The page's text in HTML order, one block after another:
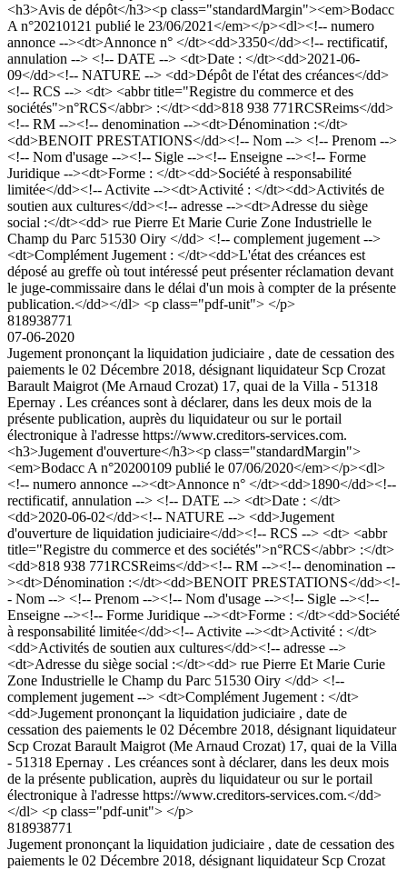
<h3>Avis de dépôt</h3><p class="standardMargin"><em>Bodacc
A n°20210121 publié le 23/06/2021</em></p><dl><!-- numero
annonce --><dt>Annonce n° </dt><dd>3350</dd><!-- rectificatif,
annulation --> <!-- DATE --> <dt>Date : </dt><dd>2021-06-
09</dd><!-- NATURE --> <dd>Dépôt de l'état des créances</dd>
<!-- RCS --> <dt> <abbr title="Registre du commerce et des
sociétés">n°RCS</abbr> :</dt><dd>818 938 771RCSReims</dd>
<!-- RM --><!-- denomination --><dt>Dénomination :</dt>
<dd>BENOIT PRESTATIONS</dd><!-- Nom --> <!-- Prenom -->
<!-- Nom d'usage --><!-- Sigle --><!-- Enseigne --><!-- Forme
Juridique --><dt>Forme : </dt><dd>Société à responsabilité
limitée</dd><!-- Activite --><dt>Activité : </dt><dd>Activités de
soutien aux cultures</dd><!-- adresse --><dt>Adresse du siège
social :</dt><dd> rue Pierre Et Marie Curie Zone Industrielle le
Champ du Parc 51530 Oiry </dd> <!-- complement jugement -->
<dt>Complément Jugement : </dt><dd>L'état des créances est
déposé au greffe où tout intéressé peut présenter réclamation devant
le juge-commissaire dans le délai d'un mois à compter de la présente
publication.</dd></dl> <p class="pdf-unit"> </p>
818938771
07-06-2020
Jugement prononçant la liquidation judiciaire , date de cessation des
paiements le 02 Décembre 2018, désignant liquidateur Scp Crozat
Barault Maigrot (Me Arnaud Crozat) 17, quai de la Villa - 51318
Epernay . Les créances sont à déclarer, dans les deux mois de la
présente publication, auprès du liquidateur ou sur le portail
électronique à l'adresse https://www.creditors-services.com.
<h3>Jugement d'ouverture</h3><p class="standardMargin">
<em>Bodacc A n°20200109 publié le 07/06/2020</em></p><dl>
<!-- numero annonce --><dt>Annonce n° </dt><dd>1890</dd><!--
rectificatif, annulation --> <!-- DATE --> <dt>Date : </dt>
<dd>2020-06-02</dd><!-- NATURE --> <dd>Jugement
d'ouverture de liquidation judiciaire</dd><!-- RCS --> <dt> <abbr
title="Registre du commerce et des sociétés">n°RCS</abbr> :</dt>
<dd>818 938 771RCSReims</dd><!-- RM --><!-- denomination --
><dt>Dénomination :</dt><dd>BENOIT PRESTATIONS</dd><!-
- Nom --> <!-- Prenom --><!-- Nom d'usage --><!-- Sigle --><!--
Enseigne --><!-- Forme Juridique --><dt>Forme : </dt><dd>Société
à responsabilité limitée</dd><!-- Activite --><dt>Activité : </dt>
<dd>Activités de soutien aux cultures</dd><!-- adresse -->
<dt>Adresse du siège social :</dt><dd> rue Pierre Et Marie Curie
Zone Industrielle le Champ du Parc 51530 Oiry </dd> <!--
complement jugement --> <dt>Complément Jugement : </dt>
<dd>Jugement prononçant la liquidation judiciaire , date de
cessation des paiements le 02 Décembre 2018, désignant liquidateur
Scp Crozat Barault Maigrot (Me Arnaud Crozat) 17, quai de la Villa
- 51318 Epernay . Les créances sont à déclarer, dans les deux mois
de la présente publication, auprès du liquidateur ou sur le portail
électronique à l'adresse https://www.creditors-services.com.</dd>
</dl> <p class="pdf-unit"> </p>
818938771
Jugement prononçant la liquidation judiciaire , date de cessation des
paiements le 02 Décembre 2018, désignant liquidateur Scp Crozat